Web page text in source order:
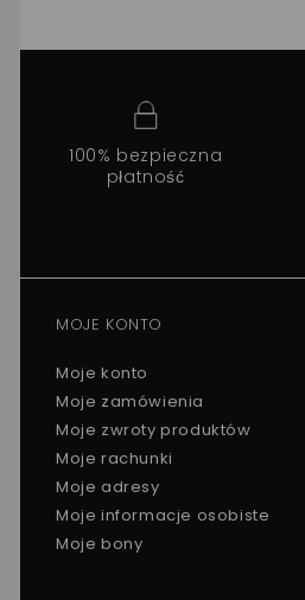
100% bezpieczna
płatność
MOJE KONTO
Moje konto
Moje zamówienia
Moje zwroty produktów
Moje rachunki
Moje adresy
Moje informacje osobiste
Moje bony